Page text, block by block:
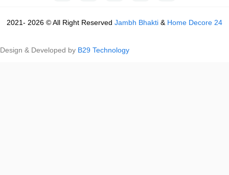
2021- 2026 © All Right Reserved Jambh Bhakti & Home Decore 24
Design & Developed by B29 Technology